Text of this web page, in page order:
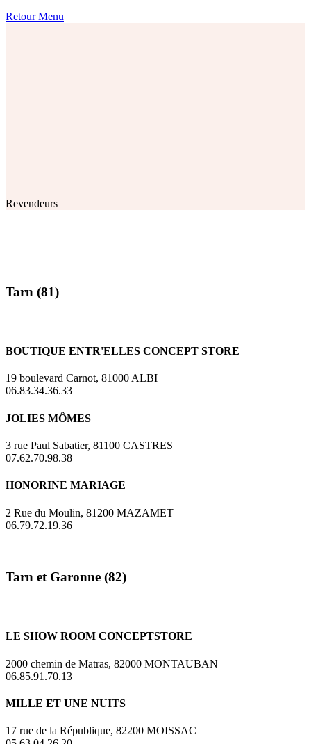
Retour Menu
Revendeurs
Tarn (81)
BOUTIQUE ENTR'ELLES CONCEPT STORE
19 boulevard Carnot, 81000 ALBI
06.83.34.36.33
JOLIES MÔMES
3 rue Paul Sabatier, 81100 CASTRES
07.62.70.98.38
HONORINE MARIAGE
2 Rue du Moulin, 81200 MAZAMET
06.79.72.19.36
Tarn et Garonne (82)
LE SHOW ROOM CONCEPTSTORE
2000 chemin de Matras, 82000 MONTAUBAN
06.85.91.70.13
MILLE ET UNE NUITS
17 rue de la République, 82200 MOISSAC